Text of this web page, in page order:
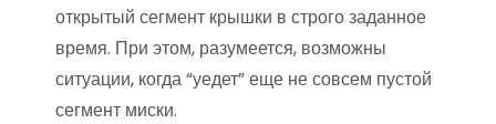
открытый сегмент крышки в строго заданное
время. При этом, разумеется, возможны
ситуации, когда “уедет” еще не совсем пустой
сегмент миски.